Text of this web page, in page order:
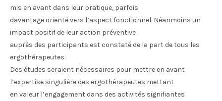
mis en avant dans leur pratique, parfois
davantage orienté vers l’aspect fonctionnel. Néanmoins un
impact positif de leur action préventive
auprès des participants est constaté de la part de tous les
ergothérapeutes.
Des études seraient nécessaires pour mettre en avant
l’expertise singulière des ergothérapeutes mettant
en valeur l’engagement dans des activités signifiantes